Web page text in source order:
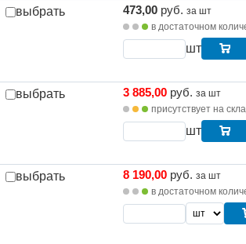
выбрать 473,00 руб. за шт
в достаточном
шт
выбрать 3 885,00 руб. за шт
присутствует на
шт
выбрать 8 190,00 руб. за шт
в достаточном